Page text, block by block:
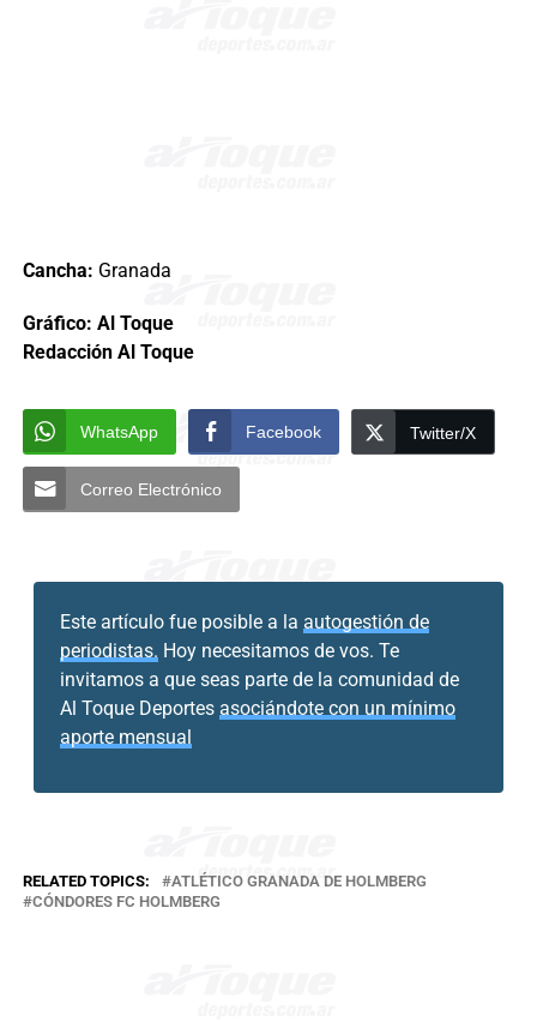
Cancha: Granada
Gráfico: Al Toque
Redacción Al Toque
WhatsApp Facebook Twitter/X
Correo Electrónico
Este artículo fue posible a la autogestión de
periodistas. Hoy necesitamos de vos. Te
invitamos a que seas parte de la comunidad de
Al Toque Deportes asociándote con un mínimo
aporte mensual
RELATED TOPICS:
ATLÉTICO GRANADA DE HOLMBERG
CÓNDORES FC HOLMBERG